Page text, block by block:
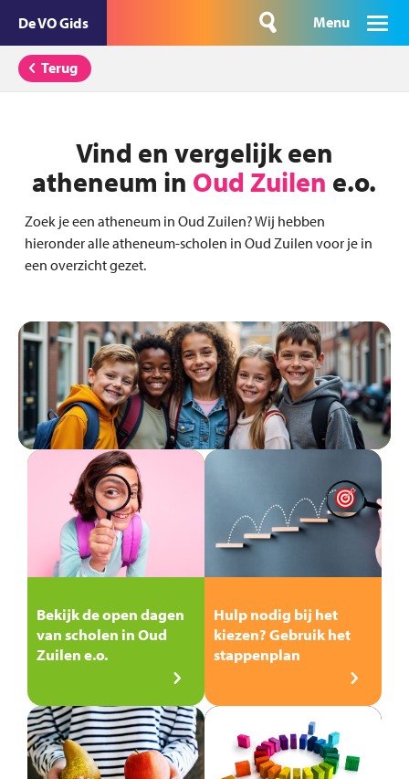
De VO Gids Menu
Terug
Vind en vergelijk een
atheneum in Oud Zuilen e.o.
Zoek je een atheneum in Oud Zuilen? Wij hebben
hieronder alle atheneum-scholen in Oud Zuilen voor je in
een overzicht gezet.
Bekijk de open dagen
van scholen in Oud
Zuilen e.o.
Hulp nodig bij het
kiezen? Gebruik het
stappenplan